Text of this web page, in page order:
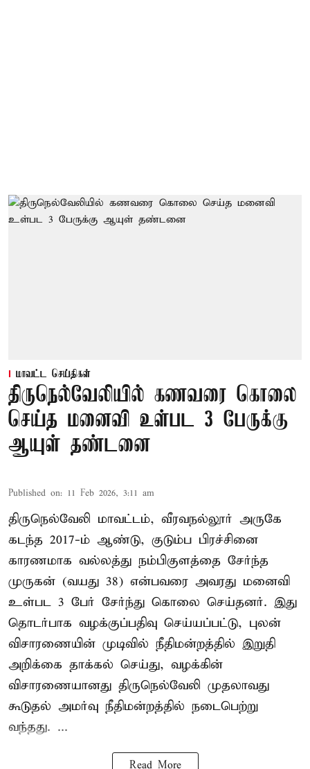
மாவட்ட செய்திகள்
திருநெல்வேலியில் கணவரை கொலை
செய்த மனைவி உள்பட 3 பேருக்கு
ஆயுள் தண்டனை
Published on: 11 Feb 2026, 3:11 am
திருநெல்வேலி மாவட்டம், வீரவநல்லூர் அருகே
கடந்த 2017-ம் ஆண்டு, குடும்ப பிரச்சினை
காரணமாக வல்லத்து நம்பிகுளத்தை சேர்ந்த
முருகன் (வயது 38) என்பவரை அவரது மனைவி
உள்பட 3 பேர் சேர்ந்து கொலை செய்தனர். இது
தொடர்பாக வழக்குப்பதிவு செய்யப்பட்டு, புலன்
விசாரணையின் முடிவில் நீதிமன்றத்தில் இறுதி
அறிக்கை தாக்கல் செய்து, வழக்கின்
விசாரணையானது திருநெல்வேலி முதலாவது
கூடுதல் அமர்வு நீதிமன்றத்தில் நடைபெற்று
வந்தது. ...
Read More